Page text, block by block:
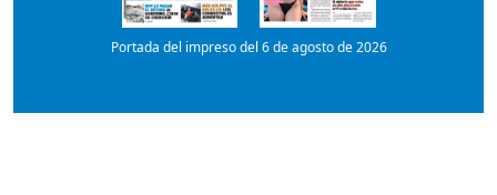
Portada del impreso del 6 de agosto de 2026